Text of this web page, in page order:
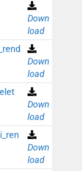
Down
load
Down
load
Down
load
Down
load